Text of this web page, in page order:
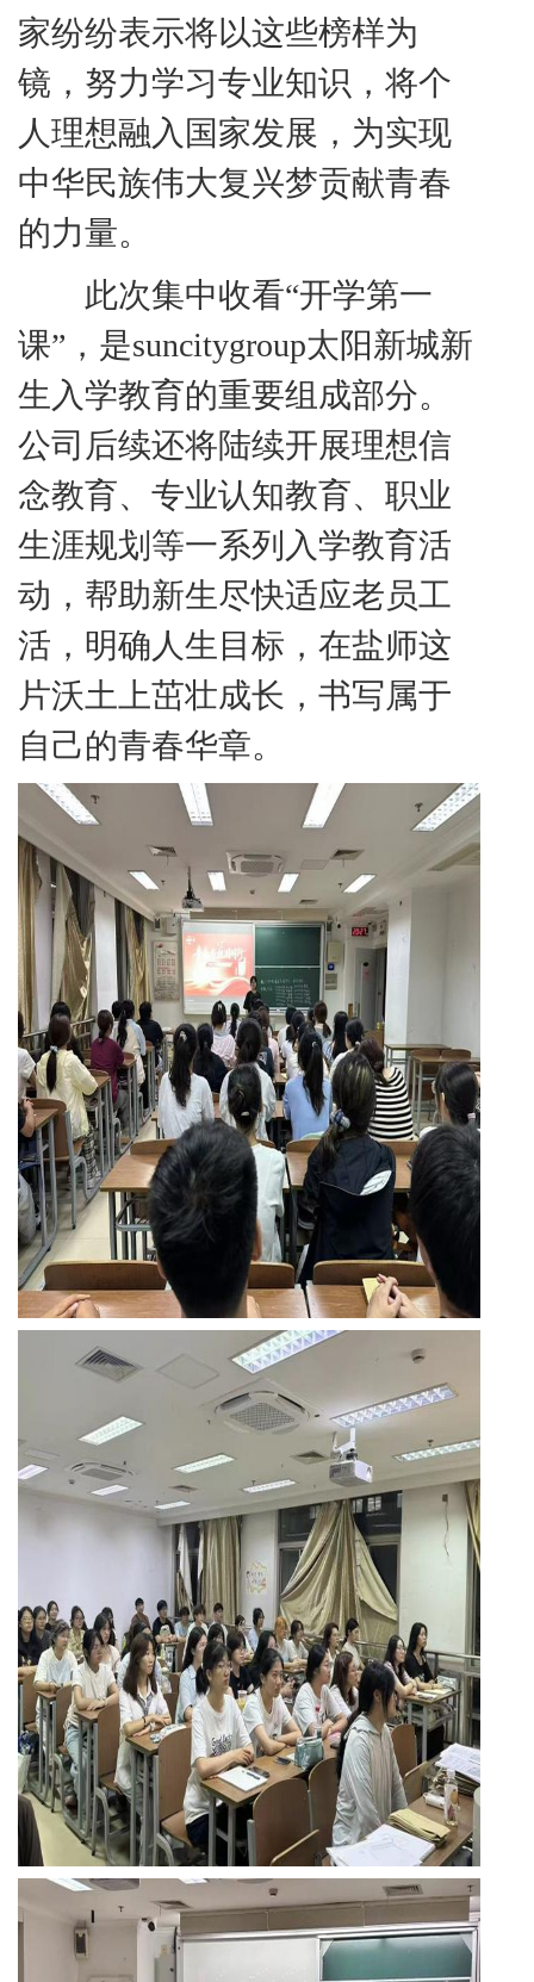
家纷纷表示将以这些榜样为
镜，努力学习专业知识，将个
人理想融入国家发展，为实现
中华民族伟大复兴梦贡献青春
的力量。
此次集中收看“开学第一
课”，是suncitygroup太阳新城新
生入学教育的重要组成部分。
公司后续还将陆续开展理想信
念教育、专业认知教育、职业
生涯规划等一系列入学教育活
动，帮助新生尽快适应老员工
活，明确人生目标，在盐师这
片沃土上茁壮成长，书写属于
自己的青春华章。